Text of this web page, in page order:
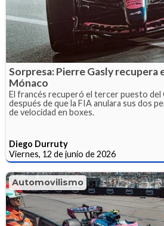
Sorpresa: Pierre Gasly recupera
Mónaco
El francés recuperó el tercer puesto del
después de que la FIA anulara sus dos
de velocidad en boxes.
Diego Durruty
Viernes, 12 de junio de 2026
Automovilismo